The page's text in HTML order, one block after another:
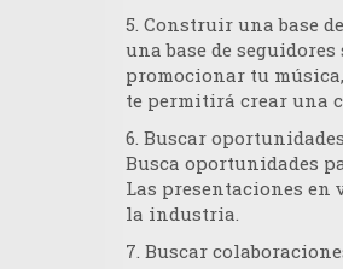
5. Construir una base
una base de
promocionar tu
te permitirá crear una
6. Buscar
Busca oportunidades
Las presentaciones
la industria.
7. Buscar